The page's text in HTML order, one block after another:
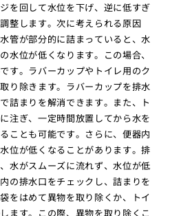
を回して水位を下げ、逆に低すぎ
整します。次に考えられる原因
管が部分的に詰まっていると、水
水位が低くなります。この場合、
す。ラバーカップやトイレ用のク
り除きます。ラバーカップを排水
詰まりを解消できます。また、ト
注ぎ、一定時間放置してから水を
ことも可能です。さらに、便器内
位が低くなることがあります。排
水がスムーズに流れず、水位が低
の排水口をチェックし、詰まりを
をはめて異物を取り除くか、トイ
ます。この際、異物を取り除くこ